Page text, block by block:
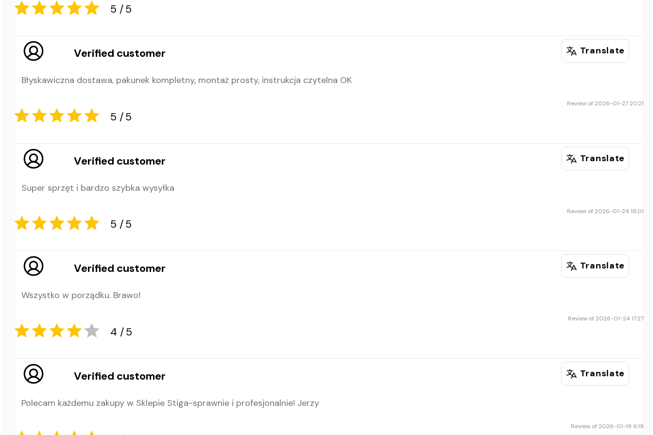
5 5
Verified customer Translate
Błyskawiczna dostawa, pakunek kompletny, montaż prosty, instrukcja czytelna OK
5 5
Review of 2026-01-27 20:21
Verified customer Translate
Super sprzęt i bardzo szybka wysyłka
Review of 2026-01-24 18:01
Verified customer Translate
Wszystko w porządku. Brawo!
Review of 2026-01-24 17:27
Verified customer Translate
Polecam każdemu zakupy w Sklepie Stiga-sprawnie i profesjonalnie! Jerzy
Review of 2026-01-19 6:19